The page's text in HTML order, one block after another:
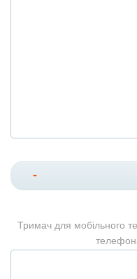
-
Тримач для мобільного